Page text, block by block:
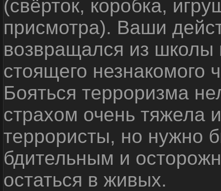
(свёрток, коробка,
присмотра). Ваши
возвращался из школы
стоящего незнакомого
Бояться терроризма
страхом очень тяжела
террористы, но нужно
бдительным и
остаться в живых.